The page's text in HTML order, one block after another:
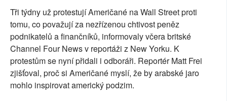
Tři týdny už protestují Američané na Wall Street proti
tomu, co považují za nezřízenou chtivost peněz
podnikatelů a finančníků, informovaly včera britské
Channel Four News v reportáži z New Yorku. K
protestům se nyní přidali i odboráři. Reportér Matt Frei
zjišťoval, proč si Američané myslí, že by arabské jaro
mohlo inspirovat americký podzim.